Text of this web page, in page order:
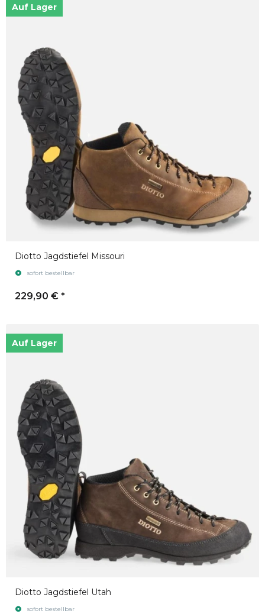
Auf Lager
Diotto Jagdstiefel Missouri
sofort bestellbar
229,90 € *
Auf Lager
Diotto Jagdstiefel Utah
sofort bestellbar